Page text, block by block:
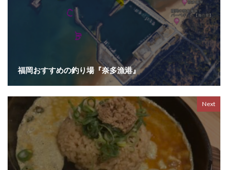
福岡おすすめの釣り場『奈多漁港』
Next